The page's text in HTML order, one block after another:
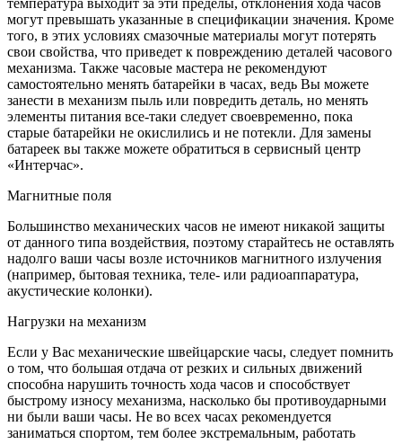
могут превышать указанные в спецификации значения. Кроме
того, в этих условиях смазочные материалы могут потерять
свои свойства, что приведет к повреждению деталей часового
механизма. Также часовые мастера не рекомендуют
самостоятельно менять батарейки в часах, ведь Вы можете
занести в механизм пыль или повредить деталь, но менять
элементы питания все-таки следует своевременно, пока
старые батарейки не окислились и не потекли. Для замены
батареек вы также можете обратиться в сервисный центр
«Интерчас».
Магнитные поля
Большинство механических часов не имеют никакой защиты
от данного типа воздействия, поэтому старайтесь не оставлять
надолго ваши часы возле источников магнитного излучения
(например, бытовая техника, теле- или радиоаппаратура,
акустические колонки).
Нагрузки на механизм
Если у Вас механические швейцарские часы, следует помнить
о том, что большая отдача от резких и сильных движений
способна нарушить точность хода часов и способствует
быстрому износу механизма, насколько бы противоударными
ни были ваши часы. Не во всех часах рекомендуется
заниматься спортом, тем более экстремальным, работать